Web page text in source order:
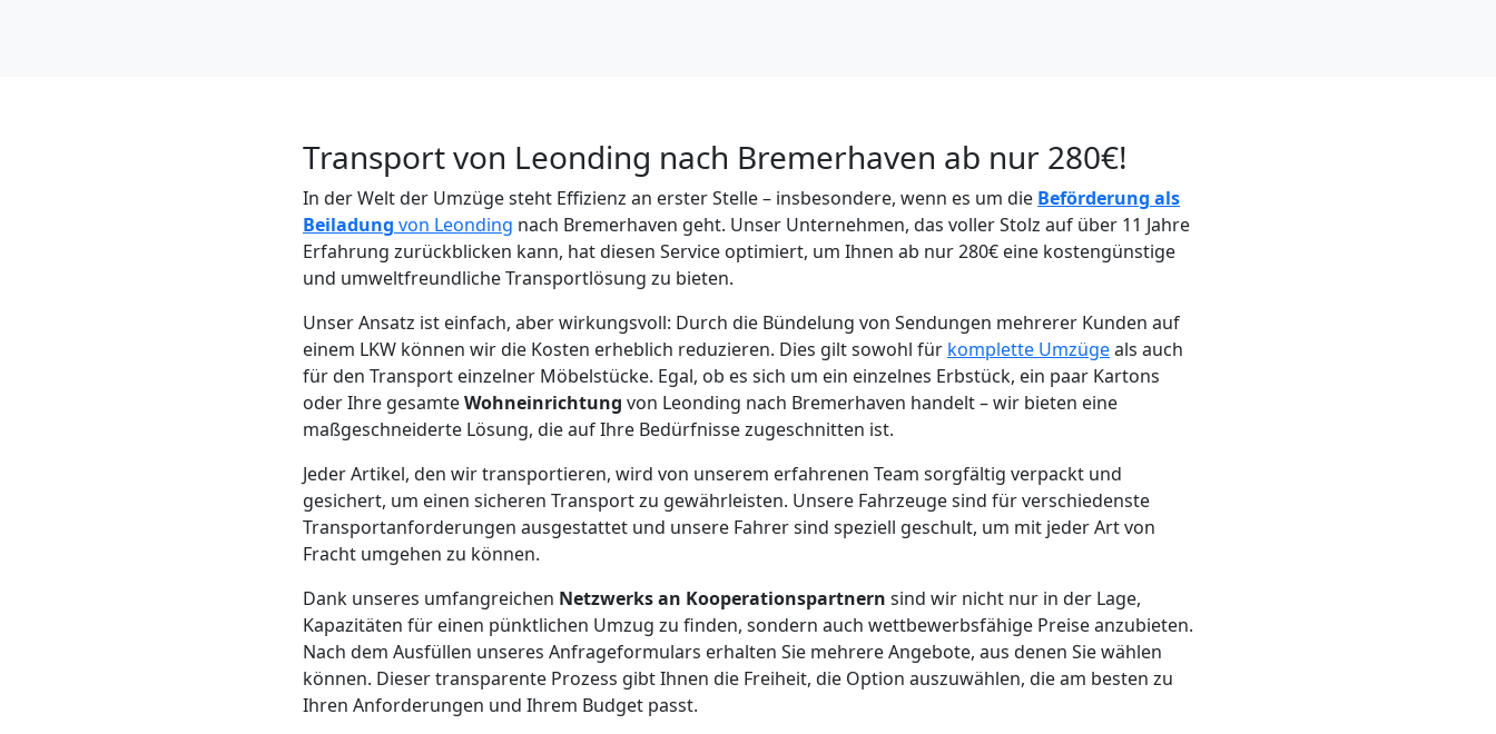
Transport von Leonding nach Bremerhaven ab nur 280€!
In der Welt der Umzüge steht Effizienz an erster Stelle – insbesondere, wenn es um die Beförderung als
Beiladung von Leonding nach Bremerhaven geht. Unser Unternehmen, das voller Stolz auf über 11 Jahre
Erfahrung zurückblicken kann, hat diesen Service optimiert, um Ihnen ab nur 280€ eine kostengünstige
und umweltfreundliche Transportlösung zu bieten.
Unser Ansatz ist einfach, aber wirkungsvoll: Durch die Bündelung von Sendungen mehrerer Kunden auf
einem LKW können wir die Kosten erheblich reduzieren. Dies gilt sowohl für komplette Umzügeals auch
für den Transport einzelner Möbelstücke. Egal, ob es sich um ein einzelnes Erbstück, ein paar Kartons
oder Ihre gesamteWohneinrichtung von Leonding nach Bremerhaven handelt – wir bieten eine
maßgeschneiderte Lösung, die auf Ihre Bedürfnisse zugeschnitten ist.
Jeder Artikel, den wir transportieren, wird von unserem erfahrenen Team sorgfältig verpackt und
gesichert, um einen sicheren Transport zu gewährleisten. Unsere Fahrzeuge sind für verschiedenste
Transportanforderungen ausgestattet und unsere Fahrer sind speziell geschult, um mit jeder Art von
Fracht umgehen zu können.
Dank unseres umfangreichen Netzwerks an Kooperationspartnern sind wir nicht nur in der Lage,
Kapazitäten für einen pünktlichen Umzug zu finden, sondern auch wettbewerbsfähige Preise anzubieten.
Nach dem Ausfüllen unseres Anfrageformulars erhalten Sie mehrere Angebote, aus denen Sie wählen
können. Dieser transparente Prozess gibt Ihnen die Freiheit, die Option auszuwählen, die am besten zu
Ihren Anforderungen und Ihrem Budget passt.